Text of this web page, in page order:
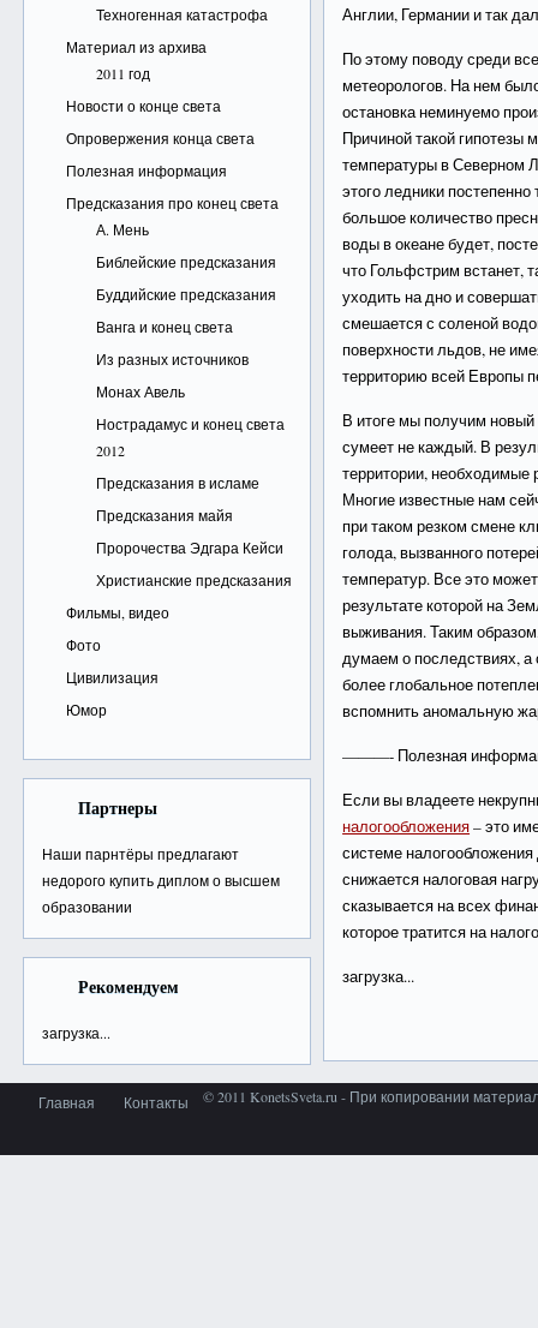
Техногенная катастрофа
Материал из архива
2011 год
Новости о конце света
Опровержения конца света
Полезная информация
Предсказания про конец света
А. Мень
Библейские предсказания
Буддийские предсказания
Ванга и конец света
Из разных источников
Монах Авель
Нострадамус и конец света
2012
Предсказания в исламе
Предсказания майя
Пророчества Эдгара Кейси
Христианские предсказания
Фильмы, видео
Фото
Цивилизация
Юмор
Партнеры
Наши парнтёры предлагают
недорогокупить диплом о высшем
образовании
Рекомендуем
загрузка...
Англии, Германии и так
По этому поводу среди
метеорологов. На нем
остановка неминуемо
Причиной такой гипотезы
температуры в Северном
этого ледники
большое количество
воды в океане будет,
что Гольфстрим встанет,
уходить на дно и
смешается с соленой
поверхности льдов, не
территорию всей Европы
В итоге мы получим
сумеет не каждый. В
территории,
Многие известные нам
при таком резком смене
голода, вызванного
температур. Все это
результате которой на
выживания. Таким
думаем о последствиях,
более глобальное
вспомнить аномальную
———- Полезная
Если вы владеете
налогообложения– это
системе
снижается налоговая
сказывается на всех
которое тратится на
загрузка...
Главная Контакты © 2011 KonetsSveta.ru - При копировании